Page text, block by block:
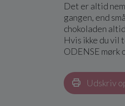
Det er altid
gangen, end
chokoladen
Hvis ikke du vil
ODENSE
Udskriv